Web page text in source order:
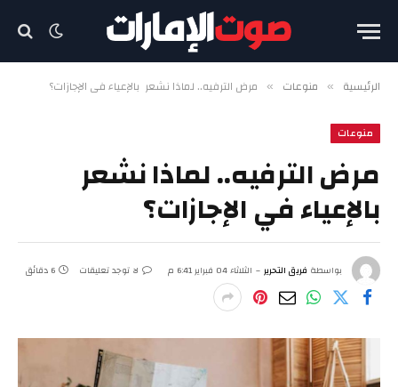
الرئيسية » منوعات » مرض الترفيه.. لماذا نشعر بالإعياء في الإجازات؟
منوعات
مرض الترفيه.. لماذا نشعر
بالإعياء في الإجازات؟
بواسطة فريق التحرير الثلاثاء 04 فبراير 6:41 م لا توجد تعليقات 6 دقائق